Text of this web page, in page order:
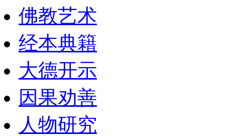
佛教艺术
经本典籍
大德开示
因果劝善
人物研究